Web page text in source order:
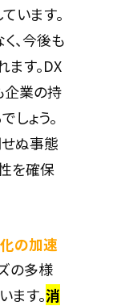
ています。
、今後も
す。DX
企業の持
ょう。
せぬ事態
を確保
の加速
の多様
ます。消